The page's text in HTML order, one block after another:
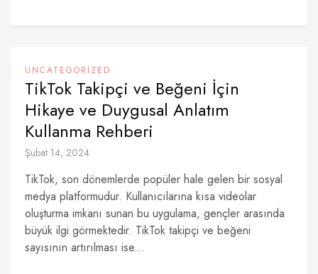
UNCATEGORIZED
TikTok Takipçi ve Beğeni İçin
Hikaye ve Duygusal Anlatım
Kullanma Rehberi
Şubat 14, 2024
TikTok, son dönemlerde popüler hale gelen bir sosyal
medya platformudur. Kullanıcılarına kısa videolar
oluşturma imkanı sunan bu uygulama, gençler arasında
büyük ilgi görmektedir. TikTok takipçi ve beğeni
sayısının artırılması ise...